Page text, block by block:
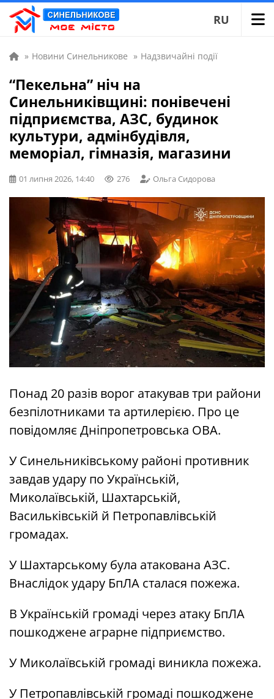
RU
» Новини Синельникове » Надзвичайні події
“Пекельна” ніч на
Синельниківщині: понівечені
підприємства, АЗС, будинок
культури, адмінбудівля,
меморіал, гімназія, магазини
01 липня 2026, 14:40 276 Ольга Сидорова
Понад 20 разів ворог атакував три райони
безпілотниками та артилерією. Про це
повідомляє Дніпропетровська ОВА.
У Синельниківському районі противник
завдав удару по Українській,
Миколаївській, Шахтарській,
Васильківській й Петропавлівській
громадах.
У Шахтарському була атакована АЗС.
Внаслідок удару БпЛА сталася пожежа.
В Українській громаді через атаку БпЛА
пошкоджене аграрне підприємство.
У Миколаївській громаді виникла пожежа.
У Петропавлівській громаді пошкоджене